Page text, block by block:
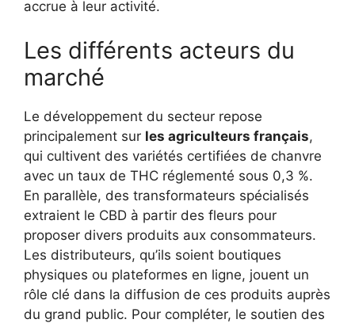
accrue à leur activité.
Les différents acteurs du
marché
Le développement du secteur repose
principalement sur les agriculteurs français,
qui cultivent des variétés certifiées de chanvre
avec un taux de THC réglementé sous 0,3 %.
En parallèle, des transformateurs spécialisés
extraient le CBD à partir des fleurs pour
proposer divers produits aux consommateurs.
Les distributeurs, qu’ils soient boutiques
physiques ou plateformes en ligne, jouent un
rôle clé dans la diffusion de ces produits auprès
du grand public. Pour compléter, le soutien des